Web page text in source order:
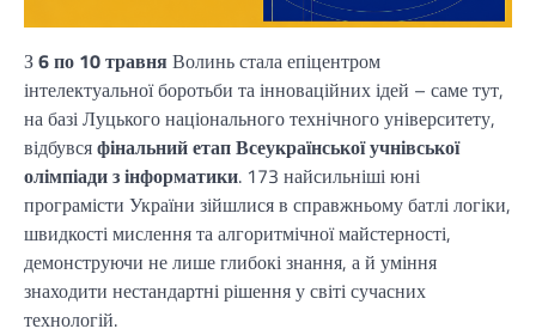
З6 по 10 травняВолинь стала епіцентром
інтелектуальної боротьби та інноваційних ідей – саме тут,
на базі Луцького національного технічного університету,
відбувсяфінальний етап Всеукраїнської учнівської
олімпіади з інформатики. 173 найсильніші юні
програмісти України зійшлися в справжньому батлі логіки,
швидкості мислення та алгоритмічної майстерності,
демонструючи не лише глибокі знання, а й уміння
знаходити нестандартні рішення у світі сучасних
технологій.